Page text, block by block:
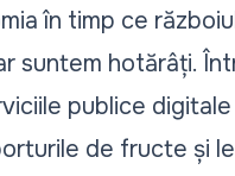
în timp ce
suntem hotărâți.
publice
de fructe și